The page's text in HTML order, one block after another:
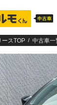
ースTOP 中古車一